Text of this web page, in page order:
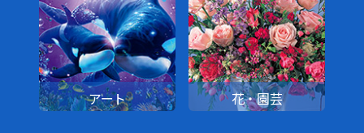
アート 花・園芸